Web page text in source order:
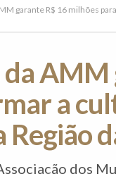
garante R$ 16 milhões
a
dos